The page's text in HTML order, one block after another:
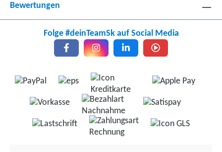
Bewertungen
Folge #deinTeamSk auf Social Media